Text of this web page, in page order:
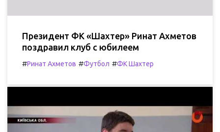
Президент ФК «Шахтер» Ринат Ахметов
поздравил клуб с юбилеем
#Ринат Ахметов #Футбол #ФК Шахтер